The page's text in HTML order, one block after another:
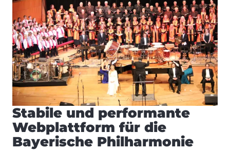
Stabile und performante
Webplattform für die
Bayerische Philharmonie